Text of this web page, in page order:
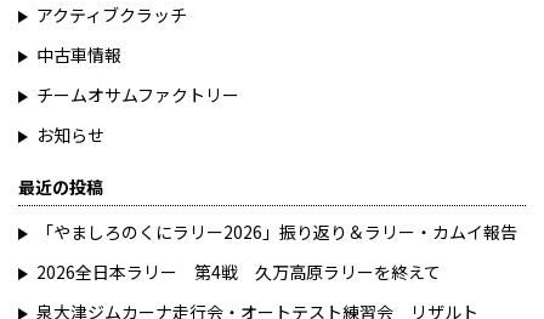
アクティブクラッチ
中古車情報
チームオサムファクトリー
お知らせ
最近の投稿
「やましろのくにラリー2026」振り返り＆ラリー・カムイ報告
2026全日本ラリー 第4戦 久万高原ラリーを終えて
泉大津ジムカーナ走行会・オートテスト練習会 リザルト